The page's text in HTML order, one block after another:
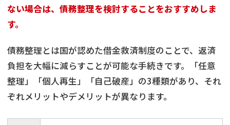
ない場合は、債務整理を検討することをおすすめしま
す。
債務整理とは国が認めた借金救済制度のことで、返済
負担を大幅に減らすことが可能な手続きです。「任意
整理」「個人再生」「自己破産」の3種類があり、それ
ぞれメリットやデメリットが異なります。